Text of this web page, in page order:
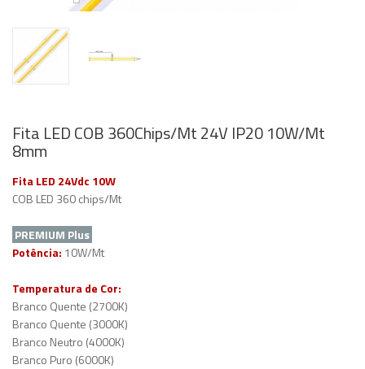
Fita LED COB 360Chips/Mt 24V IP20 10W/Mt
8mm
Fita LED 24Vdc 10W
COB LED 360 chips/Mt
PREMIUM Plus
Potência: 10W/Mt
Temperatura de Cor:
Branco Quente (2700K)
Branco Quente (3000K)
Branco Neutro (4000K)
Branco Puro (6000K)